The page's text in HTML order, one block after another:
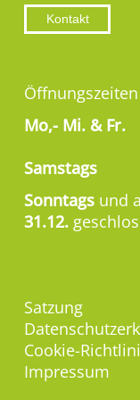
Kontakt
Öffnungszeiten
Mo,- Mi. & Fr.
Samstags
Sonntags und
31.12.
Satzung
Cookie-
Impressum